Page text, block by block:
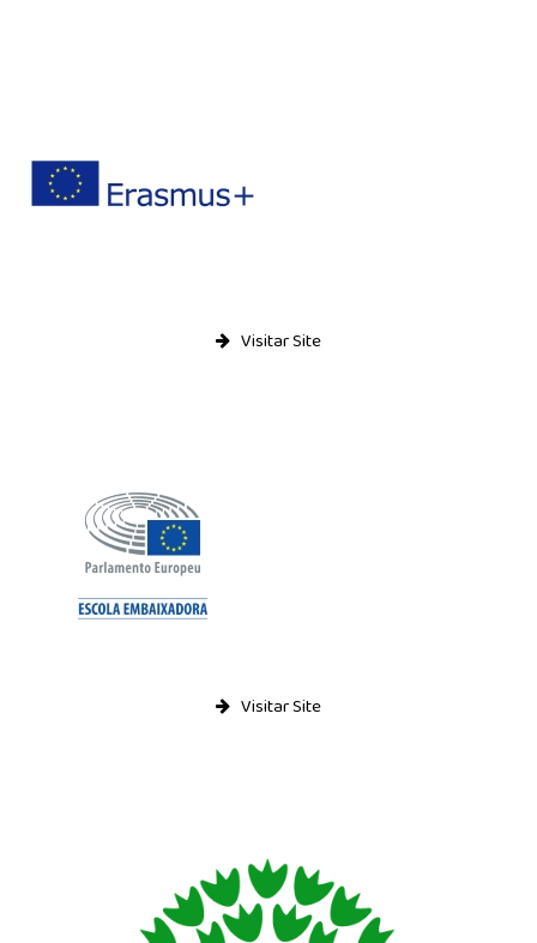
Visitar Site
Visitar Site